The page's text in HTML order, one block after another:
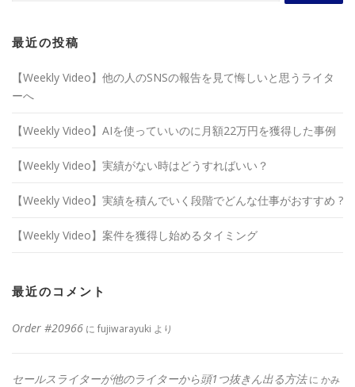
最近の投稿
【Weekly Video】他の人のSNSの報告を見て悔しいと思うライタ
ーへ
【Weekly Video】AIを使っていいのに月額22万円を獲得した事例
【Weekly Video】実績がない時はどうすればいい？
【Weekly Video】実績を積んでいく段階でどんな仕事がおすすめ ?
【Weekly Video】案件を獲得し始めるタイミング
最近のコメント
Order #20966 に fujiwarayuki より
セールスライターが他のライターから頭1つ抜きん出る方法に かみ